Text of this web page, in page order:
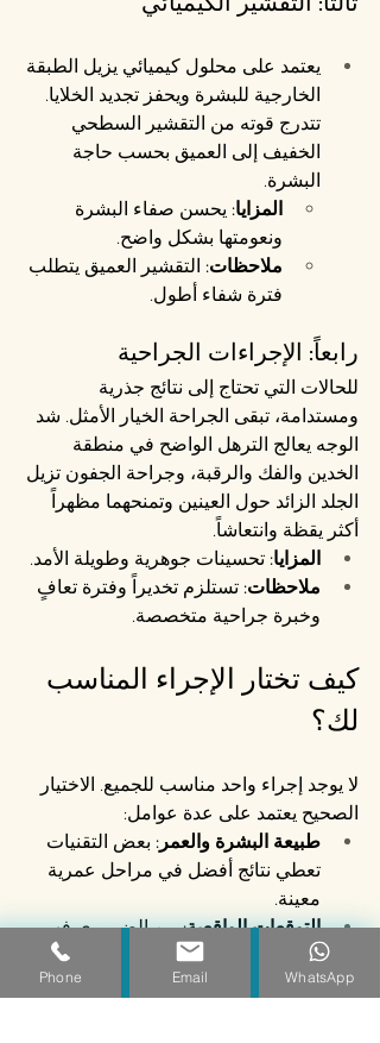
يعتمد على محلول كيميائي يزيل الطبقة
الخارجية للبشرة ويحفز تجديد الخلايا.
تتدرج قوته من التقشير السطحي
الخفيف إلى العميق بحسب حاجة
البشرة.
المزايا: يحسن صفاء البشرة
ونعومتها بشكل واضح.
ملاحظات: التقشير العميق يتطلب
فترة شفاء أطول.
رابعاً: الإجراءات الجراحية
للحالات التي تحتاج إلى نتائج جذرية
ومستدامة، تبقى الجراحة الخيار الأمثل. شد
الوجه يعالج الترهل الواضح في منطقة
الخدين والفك والرقبة، وجراحة الجفون تزيل
الجلد الزائد حول العينين وتمنحهما مظهراً
أكثر يقظة وانتعاشاً.
المزايا: تحسينات جوهرية وطويلة الأمد.
ملاحظات: تستلزم تخديراً وفترة تعافٍ
وخبرة جراحية متخصصة.
كيف تختار الإجراء المناسب
لك؟
لا يوجد إجراء واحد مناسب للجميع. الاختيار
الصحيح يعتمد على عدة عوامل:
طبيعة البشرة والعمر: بعض التقنيات
تعطي نتائج أفضل في مراحل عمرية
معينة.
التوقعات الواقعية: من الضروري فهم
ما يمكن تحقيقه فعلاً من كل إجراء.
الميزانية والوقت المتاح:
الإجراءات غير
Phone Email WhatsApp